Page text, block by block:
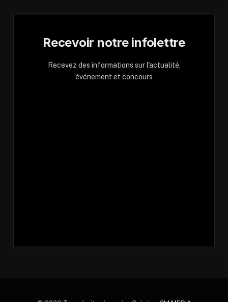
Recevoir notre infolettre
Recevez des informations sur l'actualité,
événement et concours